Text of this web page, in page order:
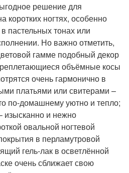
решение для
коротких ногтях, особенно
пастельных тонах или
Но важно отметить,
гамме подобный декор
объёмные косы
очень гармонично в
платьями или свитерами –
по-домашнему уютно и тепло;
изысканно и нежно
овальной ногтевой
в перламутровой
гель-лак в осветлённой
очень сближает свою